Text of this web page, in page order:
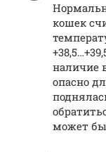
кошек
наличие
опасно
может